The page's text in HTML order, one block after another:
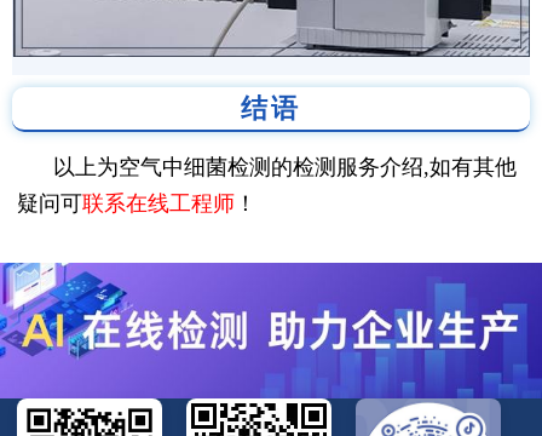
结语
以上为空气中细菌检测的检测服务介绍,如有其他
疑问可联系在线工程师 ！